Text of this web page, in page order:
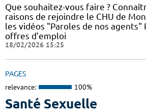
Que souhaitez-vous faire ?
raisons de rejoindre le CHU de
les vidéos "Paroles de nos agents"
offres d’emploi
18/02/2026 15:25
PAGES
relevance: 100%
Santé Sexuelle